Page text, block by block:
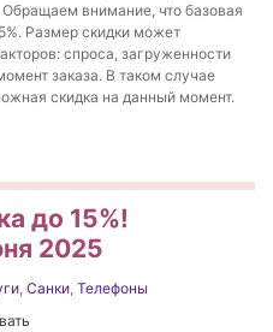
внимание, что базовая
Размер скидки может
спроса, загруженности
заказа. В таком случае
скидка на данный момент.
до 15%!
2025
, Санки, Телефоны